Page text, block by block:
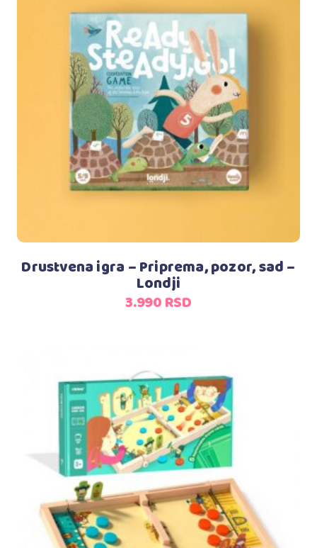
Dodaj u korpu
Drustvena igra – Priprema, pozor, sad –
Londji
3.990RSD
Dodaj u korpu